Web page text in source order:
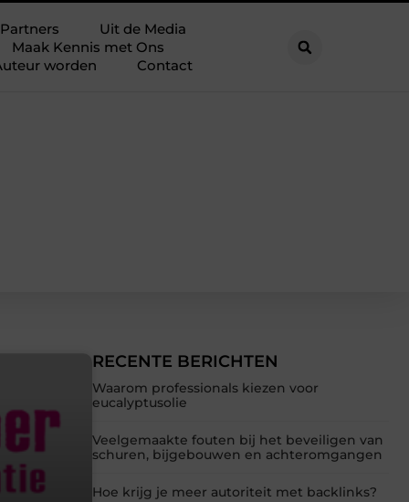
Partners
Uit de Media
Maak Kennis met Ons
worden
Contact
RECENTE BERICHTEN
Waarom professionals kiezen voor
eucalyptusolie
Veelgemaakte fouten bij het beveiligen van
schuren, bijgebouwen en achteromgangen
Hoe krijg je meer autoriteit met backlinks?